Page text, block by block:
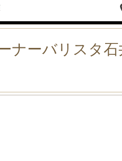
ナーバリスタ